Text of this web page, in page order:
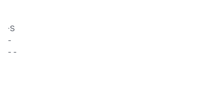
·S
-
- -